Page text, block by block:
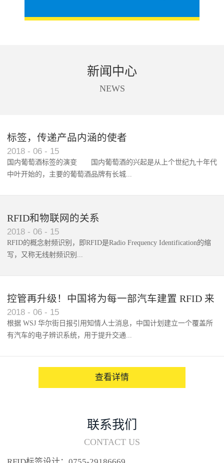
新闻中心
NEWS
标签，传递产品内涵的使者
2018 - 06 - 15
国内葡萄酒标签的演变 国内葡萄酒的兴起是从上个世纪九十年代
中叶开始的，主要的葡萄酒品牌有长城...
RFID和物联网的关系
2018 - 06 - 15
RFID的概念射频识别，即RFID是Radio Frequency Identification的缩
写，又称无线射频识别...
控管再升级！中国将为每一部汽车建置 RFID 来
架构辨识系统
2018 - 06 - 15
根据 WSJ 华尔街日报引用知情人士消息，中国计划建立一个覆盖所
有汽车的电子辨识系统，用于提升交通...
查看详情
联系我们
CONTACT US